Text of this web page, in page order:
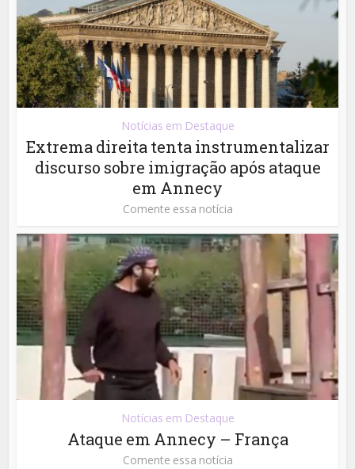
Notícias em Destaque
Extrema direita tenta instrumentalizar
discurso sobre imigração após ataque
em Annecy
Comente essa notícia
Notícias em Destaque
Ataque em Annecy – França
Comente essa notícia